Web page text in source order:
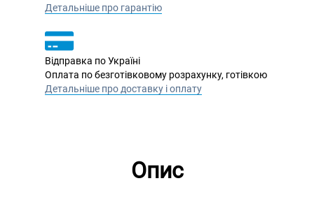
Детальніше про гарантію
Відправка по Україні
Оплата по безготівковому розрахунку, готівкою
Детальніше про доставку і оплату
Опис